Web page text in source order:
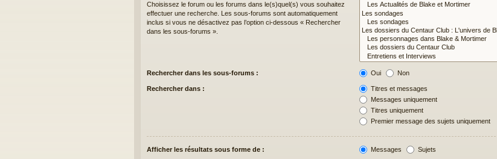
Choisissez le forum ou les forums dans le(s)quel(s) vous souhaitez
effectuer une recherche. Les sous-forums sont automatiquement
inclus si vous ne désactivez pas l’option ci-dessous « Rechercher
dans les sous-forums ».
Rechercher dans les sous-forums : Oui Non
Rechercher dans :
Titres et messages
Messages uniquement
Titres uniquement
Premier message des sujets uniquement
Afficher les résultats sous forme de : Messages Sujets